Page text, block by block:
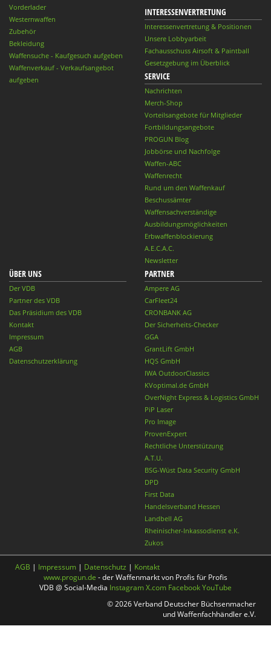
Vorderlader
Westernwaffen
Zubehör
Bekleidung
Waffensuche - Kaufgesuch aufgeben
Waffenverkauf - Verkaufsangebot
aufgeben
INTERESSENVERTRETUNG
Interessenvertretung & Positionen
Unsere Lobbyarbeit
Fachausschuss Airsoft & Paintball
Gesetzgebung im Überblick
SERVICE
Nachrichten
Merch-Shop
Vorteilsangebote für Mitglieder
Fortbildungsangebote
PROGUN Blog
Jobbörse und Nachfolge
Waffen-ABC
Waffenrecht
Rund um den Waffenkauf
Beschussämter
Waffensachverständige
Ausbildungsmöglichkeiten
Erbwaffenblockierung
A.E.C.A.C.
Newsletter
ÜBER UNS
Der VDB
Partner des VDB
Das Präsidium des VDB
Kontakt
Impressum
AGB
Datenschutzerklärung
PARTNER
Ampere AG
CarFleet24
CRONBANK AG
Der Sicherheits-Checker
GGA
GrantLift GmbH
HQS GmbH
IWA OutdoorClassics
KVoptimal.de GmbH
OverNight Express & Logistics GmbH
PiP Laser
Pro Image
ProvenExpert
Rechtliche Unterstützung
A.T.U.
BSG-Wüst Data Security GmbH
DPD
First Data
Handelsverband Hessen
Landbell AG
Rheinischer-Inkassodienst e.K.
Zukos
AGB | Impressum | Datenschutz | Kontakt
www.progun.de - der Waffenmarkt von Profis für Profis
VDB @ Social-Media InstagramX.com FacebookYouTube
© 2026 Verband Deutscher Büchsenmacher
und Waffenfachhändler e.V.